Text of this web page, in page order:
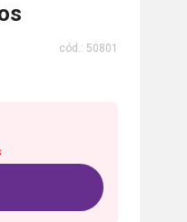
cód.: 50801